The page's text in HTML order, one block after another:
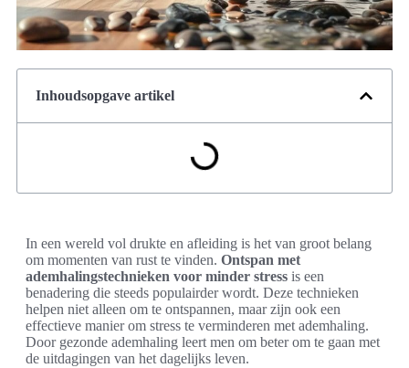
Inhoudsopgave artikel
In een wereld vol drukte en afleiding is het van groot belang
om momenten van rust te vinden. Ontspan met
ademhalingstechnieken voor minder stress is een
benadering die steeds populairder wordt. Deze technieken
helpen niet alleen om te ontspannen, maar zijn ook een
effectieve manier om stress te verminderen met ademhaling.
Door gezonde ademhaling leert men om beter om te gaan met
de uitdagingen van het dagelijks leven.